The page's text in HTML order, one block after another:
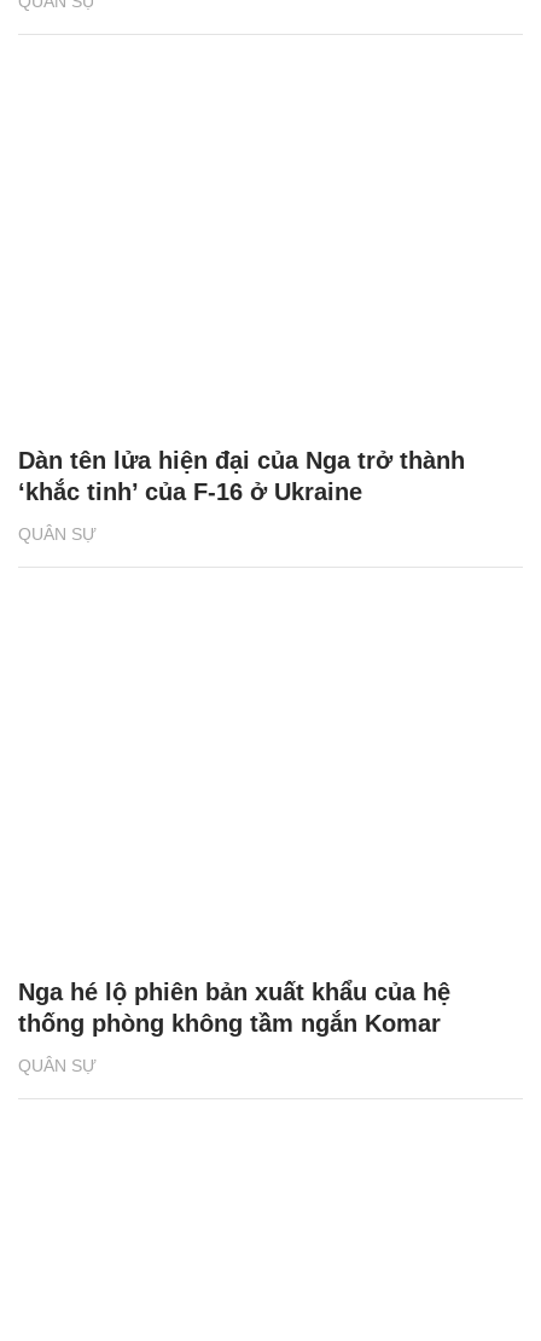
QUÂN SỰ
Dàn tên lửa hiện đại của Nga trở thành
‘khắc tinh’ của F-16 ở Ukraine
QUÂN SỰ
Nga hé lộ phiên bản xuất khẩu của hệ
thống phòng không tầm ngắn Komar